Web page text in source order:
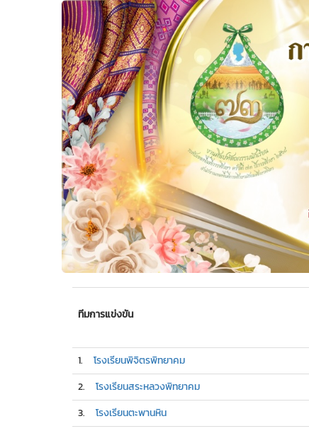
ทีมการแข่งขัน
1. โรงเรียนพิจิตรพิทยาคม
2. โรงเรียนสระหลวงพิทยาคม
3. โรงเรียนตะพานหิน